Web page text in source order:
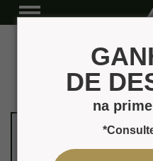
DE
na
Página Inicial
Produtos